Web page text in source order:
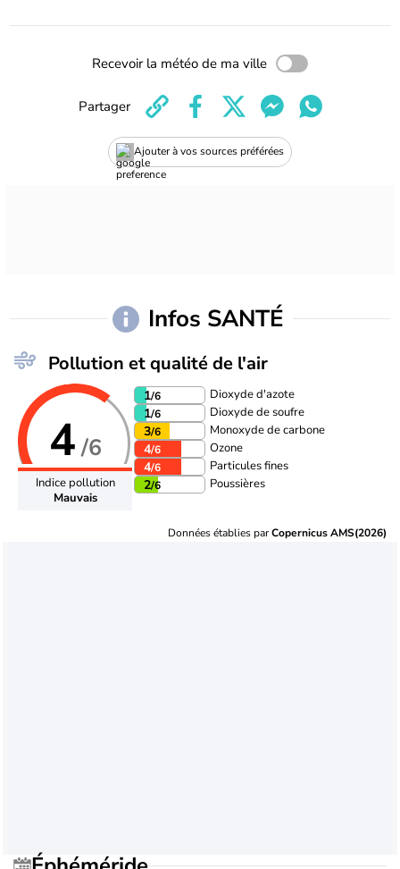
Recevoir la météo de ma ville
Ajouter à vos sources préférées
Partager
Infos SANTÉ
Pollution et qualité de l'air
4/6
Indice pollution
Mauvais
1/6 Dioxyde d'azote
1/6 Dioxyde de soufre
3/6 Monoxyde de carbone
4/6 Ozone
4/6 Particules fines
2/6 Poussières
Données établies parCopernicus AMS(2026)